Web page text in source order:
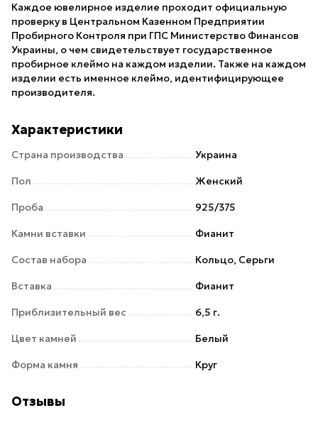
Каждое ювелирное изделие проходит официальную
проверку в Центральном Казенном Предприятии
Пробирного Контроля при ГПС Министерство Финансов
Украины, о чем свидетельствует государственное
пробирное клеймо на каждом изделии. Также на каждом
изделии есть именное клеймо, идентифицирующее
производителя.
Характеристики
Страна производства Украина
Пол Женский
Проба 925/375
Камни вставки Фианит
Состав набора Кольцо, Серьги
Вставка Фианит
Приблизительный вес 6,5 г.
Цвет камней Белый
Форма камня Круг
Отзывы